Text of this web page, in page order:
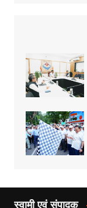
स्वामी एवं संपादक